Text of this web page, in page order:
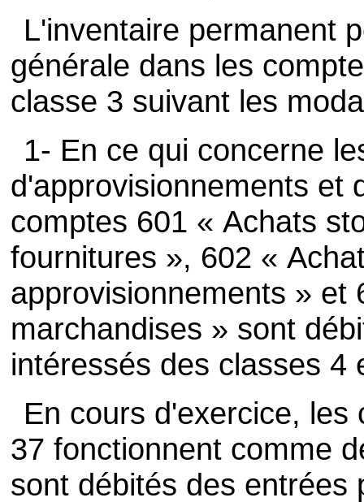
L'inventaire permanent
générale dans les
classe 3 suivant les
1- En ce qui concerne
d'approvisionnements et
comptes 601 « Achats
fournitures », 602 «
approvisionnements » et
marchandises » sont
intéressés des classes 4
En cours d'exercice,
37 fonctionnent comme
sont débités des entrées